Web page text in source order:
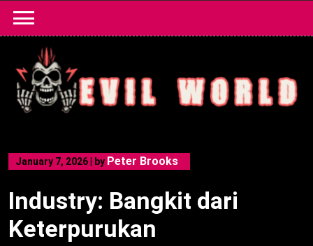
content
January 7, 2026 by Peter Brooks
Industry: Bangkit dari
Keterpurukan